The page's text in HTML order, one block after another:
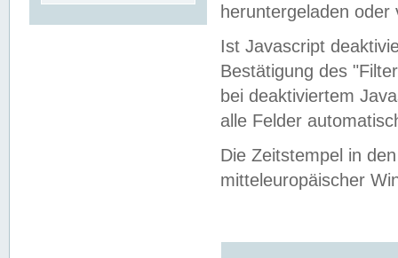
heruntergeladen oder
Ist Javascript
Bestätigung des
bei deaktiviertem
alle Felder
Die Zeitstempel in
mitteleuropäischer